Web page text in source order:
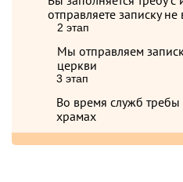
отправляете записку
2 этап
Мы отправляем
церкви
3 этап
Во время служб
храмах